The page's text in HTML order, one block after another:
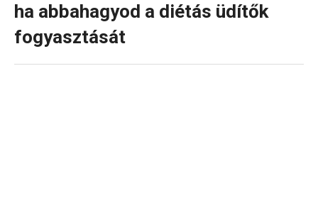
ha abbahagyod a diétás üdítők
fogyasztását